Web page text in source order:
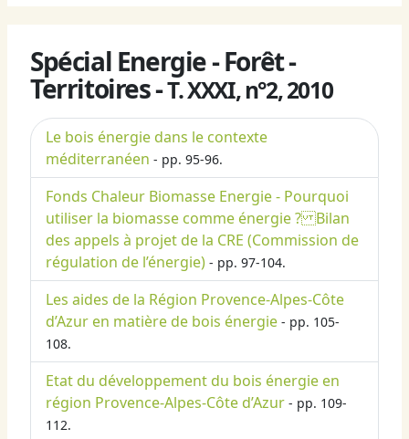
Spécial Energie - Forêt -
Territoires -T. XXXI, n°2, 2010
Le bois énergie dans le contexte
méditerranéen - pp. 95-96.
Fonds Chaleur Biomasse Energie - Pourquoi
utiliser la biomasse comme énergie ? Bilan
des appels à projet de la CRE (Commission de
régulation de l’énergie) - pp. 97-104.
Les aides de la Région Provence-Alpes-Côte
d’Azur en matière de bois énergie - pp. 105-
108.
Etat du développement du bois énergie en
région Provence-Alpes-Côte d’Azur - pp. 109-
112.